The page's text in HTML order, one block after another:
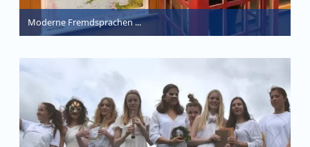
Moderne Fremdsprachen ...